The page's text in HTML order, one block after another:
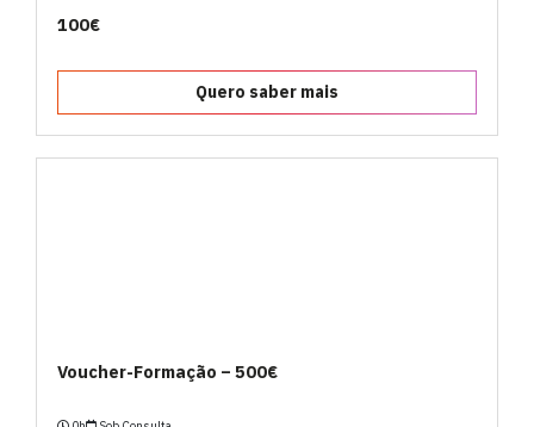
100€
Quero saber mais
Voucher-Formação – 500€